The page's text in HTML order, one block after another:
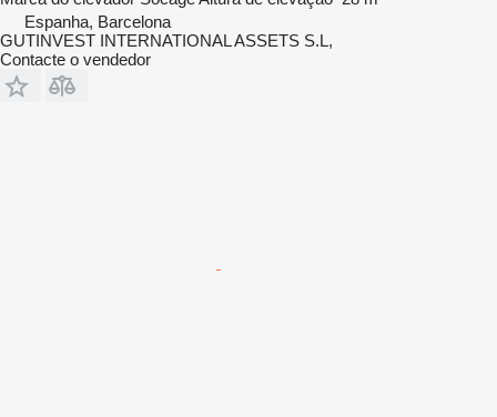
Espanha, Barcelona
GUTINVEST INTERNATIONAL ASSETS S.L,
Contacte o vendedor